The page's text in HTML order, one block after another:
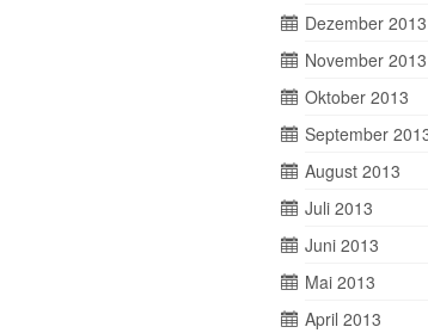
Dezember 2013
November 2013
Oktober 2013
September
August 2013
Juli 2013
Juni 2013
Mai 2013
April 2013